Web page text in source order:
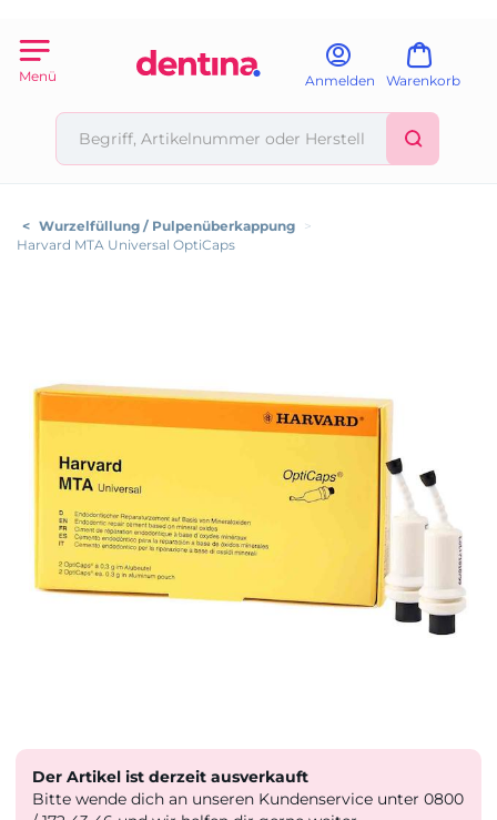
Menü Anmelden Warenkorb
< Wurzelfüllung / Pulpenüberkappung >
Harvard MTA Universal OptiCaps
Der Artikel ist derzeit ausverkauft
Bitte wende dich an unseren Kundenservice unter 0800